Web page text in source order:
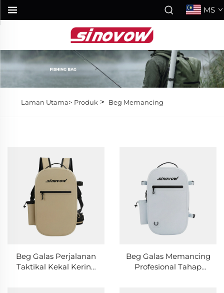
MS
Laman Utama> Produk> Beg Memancing
Beg Galas Perjalanan
Taktikal Kekal Kering
Beg Galas Memancing
Profesional Tahap